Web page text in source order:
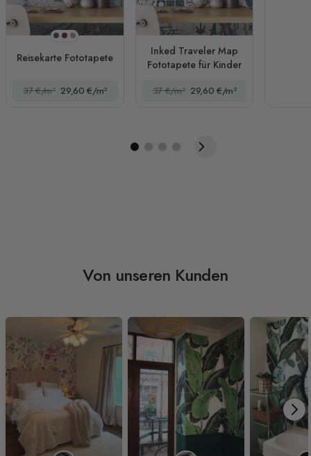
Marineblau
Rotweinrot
Braun
Reisekarte Fototapete
37 €/m² 29,60 €/m²
Inked Traveler Map
Fototapete für Kinder
37 €/m² 29,60 €/m²
Von unseren Kunden